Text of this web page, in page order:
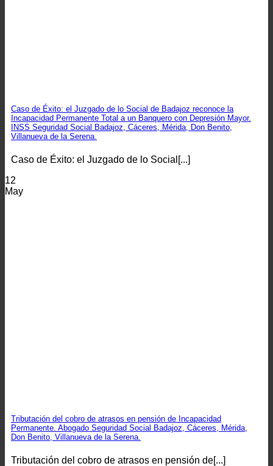
Caso de Éxito: el Juzgado de lo Social de Badajoz reconoce la
Incapacidad Permanente Total a un Banquero con Depresión Mayor.
INSS Seguridad Social Badajoz, Cáceres, Mérida, Don Benito,
Villanueva de la Serena.
Caso de Éxito: el Juzgado de lo Social[...]
12
May
Tributación del cobro de atrasos en pensión de Incapacidad
Permanente. Abogado Seguridad Social Badajoz, Cáceres, Mérida,
Don Benito, Villanueva de la Serena.
Tributación del cobro de atrasos en pensión de[...]